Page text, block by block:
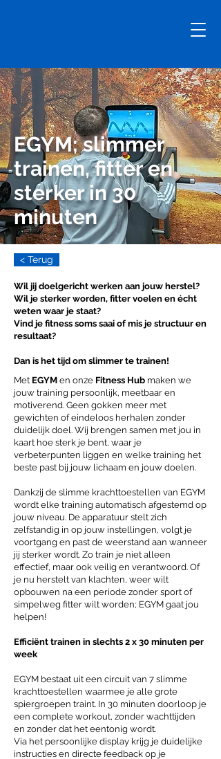
EGYM; slimmer
trainen, fitter en
sterker in 30
minuten
< Terug
Wil jij doelgericht werken aan jouw herstel?
Wil je sterker worden, fitter voelen en écht
weten waar je staat?
Vind je fitness soms saai of mis je structuur en
resultaat?
Dan is het tijd om slimmer te trainen!
Met EGYM en onze Fitness Hub maken we
jouw training persoonlijk, meetbaar en
motiverend. Geen gokken meer met
gewichten of eindeloos herhalen zonder
duidelijk doel. Wij brengen samen met jou in
kaart hoe sterk je bent, waar je
verbeterpunten liggen en welke training het
beste past bij jouw lichaam en jouw doelen.
Dankzij de slimme krachttoestellen van EGYM
wordt elke training automatisch afgestemd op
jouw niveau. De apparatuur stelt zich
zelfstandig in op jouw instellingen, volgt je
voortgang en past de weerstand aan wanneer
jij sterker wordt. Zo train je niet alleen
effectief, maar ook veilig en verantwoord. Of
je nu herstelt van klachten, weer wilt
opbouwen na een periode zonder sport of
simpelweg fitter wilt worden; EGYM gaat jou
helpen!
Efficiënt trainen in slechts 2 x 30 minuten per
week
EGYM bestaat uit een circuit van 7 slimme
krachttoestellen waarmee je alle grote
spiergroepen traint. In 30 minuten doorloop je
een complete workout, zonder wachttijden
en zonder dat het eentonig wordt.
Via het persoonlijke display krijg je duidelijke
instructies en directe feedback op je